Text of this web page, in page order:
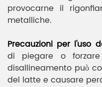
provocarne il
metalliche.
Precauzioni per l'uso
di piegare o
disallineamento può
del latte e causare